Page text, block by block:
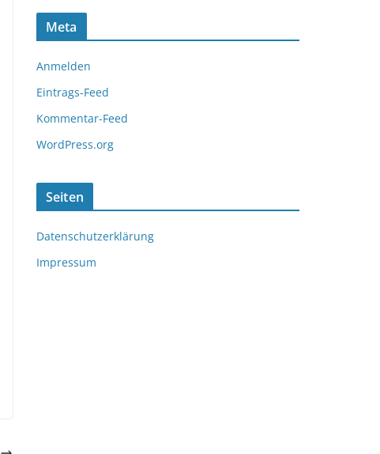
Meta
Anmelden
Eintrags-Feed
Kommentar-Feed
WordPress.org
Seiten
Datenschutzerklärung
Impressum